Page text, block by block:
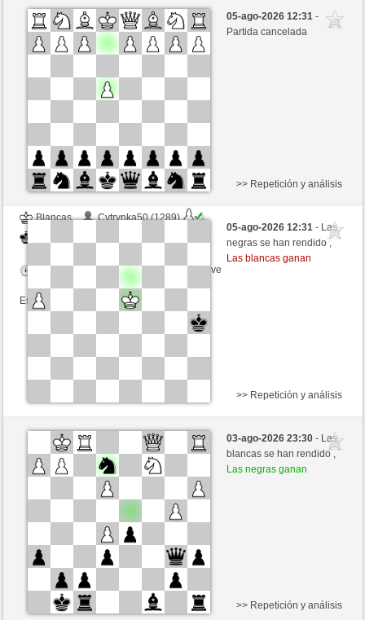
Blancas
ACF1234 (1372) (-19)
Negras
Rpe2_1968 (1295) (+19)
Esta partida es por puntos
05-ago-2026 12:31-
Partida cancelada
Blancas
Cytrynka50 (1289)
Tiempo: 7 minutes/side + 3 seconds/move
Esta partida es por puntos
>> Repetición y análisis
05-ago-2026 12:31- Las
negras se han rendido ,
Las blancas ganan
Blancas
Arghen (1263) (+18)
Negras
Rpe2_1968 (1313) (-18)
Tiempo: 7 minutes/side + 3 seconds/move
>> Repetición y análisis
03-ago-2026 23:30- Las
blancas se han rendido ,
Las negras ganan
>> Repetición y análisis